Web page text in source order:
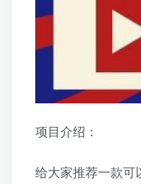
项目介绍：
给大家推荐一款可